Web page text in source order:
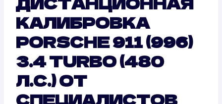
КАЛИБРОВКА
PORSCHE 911 (996)
3.4 TURBO (480
Л.С.) ОТ
СПЕЦИАЛИСТОВ